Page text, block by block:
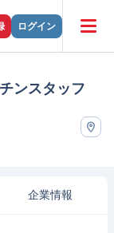
ログイン
ンスタッフ
企業情報